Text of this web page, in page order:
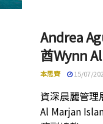
Andrea
酋Wynn
本思齊 15/07/
資深晨麗管
Al Marjan